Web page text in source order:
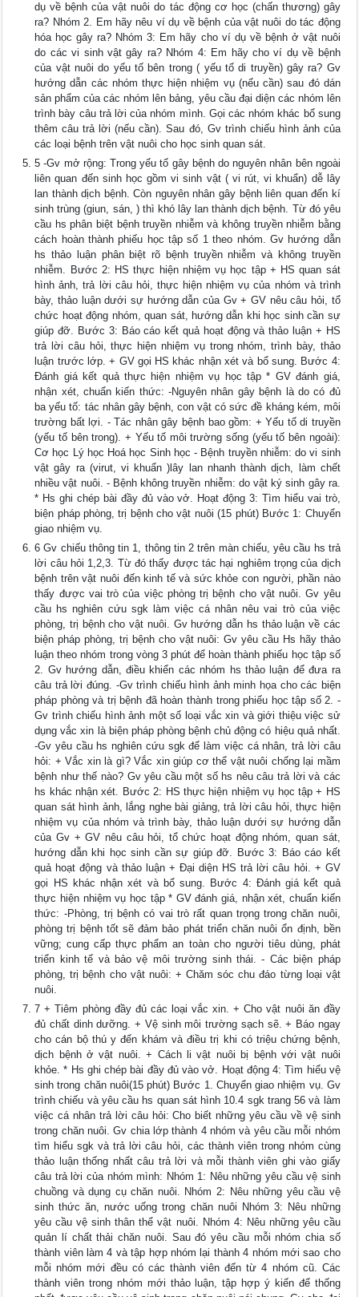
dụ về bệnh của vật nuôi do tác động cơ học (chấn thương) gây
ra? Nhóm 2. Em hãy nêu ví dụ về bệnh của vật nuôi do tác động
hóa học gây ra? Nhóm 3: Em hãy cho ví dụ về bệnh ở vật nuôi
do các vi sinh vật gây ra? Nhóm 4: Em hãy cho ví dụ về bệnh
của vật nuôi do yếu tố bên trong ( yếu tố di truyền) gây ra? Gv
hướng dẫn các nhóm thực hiện nhiệm vụ (nếu cần) sau đó dán
sản phẩm của các nhóm lên bảng, yêu cầu đại diện các nhóm lên
trình bày câu trả lời của nhóm mình. Gọi các nhóm khác bổ sung
thêm câu trả lời (nếu cần). Sau đó, Gv trình chiếu hình ảnh của
các loại bệnh trên vật nuôi cho học sinh quan sát.
5 -Gv mở rộng: Trong yếu tố gây bệnh do nguyên nhân bên ngoài
liên quan đến sinh học gồm vi sinh vật ( vi rút, vi khuẩn) dễ lây
lan thành dịch bệnh. Còn nguyên nhân gây bệnh liên quan đến kí
sinh trùng (giun, sán, ) thì khó lây lan thành dịch bệnh. Từ đó yêu
cầu hs phân biệt bệnh truyền nhiễm và không truyền nhiễm bằng
cách hoàn thành phiếu học tập số 1 theo nhóm. Gv hướng dẫn
hs thảo luận phân biệt rõ bệnh truyền nhiễm và không truyền
nhiễm. Bước 2: HS thực hiện nhiệm vụ học tập + HS quan sát
hình ảnh, trả lời câu hỏi, thực hiện nhiệm vụ của nhóm và trình
bày, thảo luận dưới sự hướng dẫn của Gv + GV nêu câu hỏi, tổ
chức hoạt động nhóm, quan sát, hướng dẫn khi học sinh cần sự
giúp đỡ. Bước 3: Báo cáo kết quả hoạt động và thảo luận + HS
trả lời câu hỏi, thực hiện nhiệm vụ trong nhóm, trình bày, thảo
luận trước lớp. + GV gọi HS khác nhận xét và bổ sung. Bước 4:
Đánh giá kết quả thực hiện nhiệm vụ học tập * GV đánh giá,
nhận xét, chuẩn kiến thức: -Nguyên nhân gây bệnh là do có đủ
ba yếu tố: tác nhân gây bệnh, con vật có sức đề kháng kém, môi
trường bất lợi. - Tác nhân gây bệnh bao gồm: + Yếu tố di truyền
(yếu tố bên trong). + Yếu tố môi trường sống (yếu tố bên ngoài):
Cơ học Lý học Hoá học Sinh học - Bệnh truyền nhiễm: do vi sinh
vật gây ra (virut, vi khuẩn )lây lan nhanh thành dịch, làm chết
nhiều vật nuôi. - Bệnh không truyền nhiễm: do vật ký sinh gây ra.
* Hs ghi chép bài đầy đủ vào vở. Hoạt động 3: Tìm hiểu vai trò,
biện pháp phòng, trị bệnh cho vật nuôi (15 phút) Bước 1: Chuyển
giao nhiệm vụ.
6 Gv chiếu thông tin 1, thông tin 2 trên màn chiếu, yêu cầu hs trả
lời câu hỏi 1,2,3. Từ đó thấy được tác hại nghiêm trọng của dịch
bệnh trên vật nuôi đến kinh tế và sức khỏe con người, phần nào
thấy được vai trò của việc phòng trị bệnh cho vật nuôi. Gv yêu
cầu hs nghiên cứu sgk làm việc cá nhân nêu vai trò của việc
phòng, trị bệnh cho vật nuôi. Gv hướng dẫn hs thảo luận về các
biện pháp phòng, trị bệnh cho vật nuôi: Gv yêu cầu Hs hãy thảo
luận theo nhóm trong vòng 3 phút để hoàn thành phiếu học tập số
2. Gv hướng dẫn, điều khiển các nhóm hs thảo luận để đưa ra
câu trả lời đúng. -Gv trình chiếu hình ảnh minh họa cho các biện
pháp phòng và trị bệnh đã hoàn thành trong phiếu học tập số 2. -
Gv trình chiếu hình ảnh một số loại vắc xin và giới thiệu việc sử
dụng vắc xin là biện pháp phòng bệnh chủ động có hiệu quả nhất.
-Gv yêu cầu hs nghiên cứu sgk để làm việc cá nhân, trả lời câu
hỏi: + Vắc xin là gì? Vắc xin giúp cơ thể vật nuôi chống lại mầm
bệnh như thế nào? Gv yêu cầu một số hs nêu câu trả lời và các
hs khác nhận xét. Bước 2: HS thực hiện nhiệm vụ học tập + HS
quan sát hình ảnh, lắng nghe bài giảng, trả lời câu hỏi, thực hiện
nhiệm vụ của nhóm và trình bày, thảo luận dưới sự hướng dẫn
của Gv + GV nêu câu hỏi, tổ chức hoạt động nhóm, quan sát,
hướng dẫn khi học sinh cần sự giúp đỡ. Bước 3: Báo cáo kết
quả hoạt động và thảo luận + Đại diện HS trả lời câu hỏi. + GV
gọi HS khác nhận xét và bổ sung. Bước 4: Đánh giá kết quả
thực hiện nhiệm vụ học tập * GV đánh giá, nhận xét, chuẩn kiến
thức: -Phòng, trị bệnh có vai trò rất quan trọng trong chăn nuôi,
phòng trị bệnh tốt sẽ đảm bảo phát triển chăn nuôi ổn định, bền
vững; cung cấp thực phẩm an toàn cho người tiêu dùng, phát
triển kinh tế và bảo vệ môi trường sinh thái. - Các biện pháp
phòng, trị bệnh cho vật nuôi: + Chăm sóc chu đáo từng loại vật
nuôi.
7 + Tiêm phòng đầy đủ các loại vắc xin. + Cho vật nuôi ăn đầy
đủ chất dinh dưỡng. + Vệ sinh môi trường sạch sẽ. + Báo ngay
cho cán bộ thú y đến khám và điều trị khi có triệu chứng bệnh,
dịch bệnh ở vật nuôi. + Cách li vật nuôi bị bệnh với vật nuôi
khỏe. * Hs ghi chép bài đầy đủ vào vở. Hoạt động 4: Tìm hiểu vệ
sinh trong chăn nuôi(15 phút) Bước 1. Chuyển giao nhiệm vụ. Gv
trình chiếu và yêu cầu hs quan sát hình 10.4 sgk trang 56 và làm
việc cá nhân trả lời câu hỏi: Cho biết những yêu cầu về vệ sinh
trong chăn nuôi. Gv chia lớp thành 4 nhóm và yêu cầu mỗi nhóm
tìm hiểu sgk và trả lời câu hỏi, các thành viên trong nhóm cùng
thảo luận thống nhất câu trả lời và mỗi thành viên ghi vào giấy
câu trả lời của nhóm mình: Nhóm 1: Nêu những yêu cầu vệ sinh
chuồng và dụng cụ chăn nuôi. Nhóm 2: Nêu những yêu cầu vệ
sinh thức ăn, nước uống trong chăn nuôi Nhóm 3: Nêu những
yêu cầu vệ sinh thân thể vật nuôi. Nhóm 4: Nêu những yêu cầu
quản lí chất thải chăn nuôi. Sau đó yêu cầu mỗi nhóm chia số
thành viên làm 4 và tập hợp nhóm lại thành 4 nhóm mới sao cho
mỗi nhóm mới đều có các thành viên đến từ 4 nhóm cũ. Các
thành viên trong nhóm mới thảo luận, tập hợp ý kiến để thống